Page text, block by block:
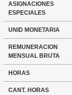
ASIGNACIONES
ESPECIALES
UNID MONETARIA
REMUNERACION
MENSUAL BRUTA
HORAS
CANT. HORAS